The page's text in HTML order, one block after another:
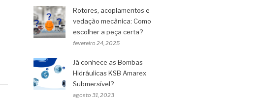
Rotores, acoplamentos e
vedação mecânica: Como
escolher a peça certa?
fevereiro 24, 2025
Já conhece as Bombas
Hidráulicas KSB Amarex
Submersível?
agosto 31, 2023